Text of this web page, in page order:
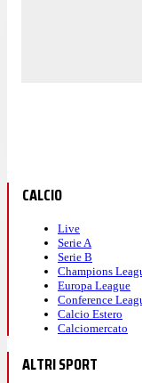
CALCIO
Live
Serie A
Serie B
Champions
Europa League
Conference
Calcio Estero
Calciomercato
ALTRI SPORT